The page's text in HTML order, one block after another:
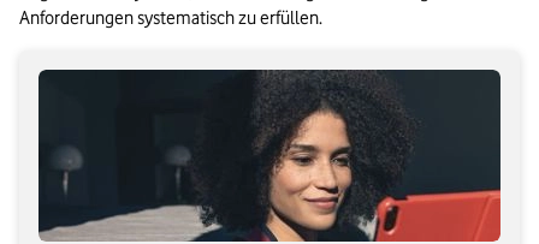
Anforderungen systematisch zu erfüllen.